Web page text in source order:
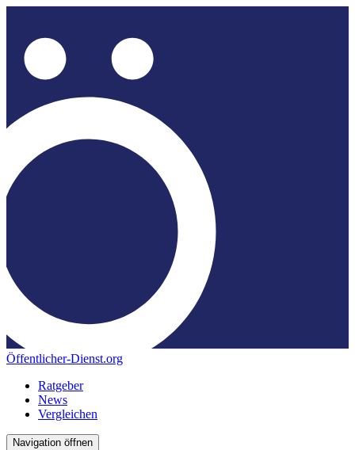
Öffentlicher-Dienst.org
Ratgeber
News
Vergleichen
Navigation öffnen